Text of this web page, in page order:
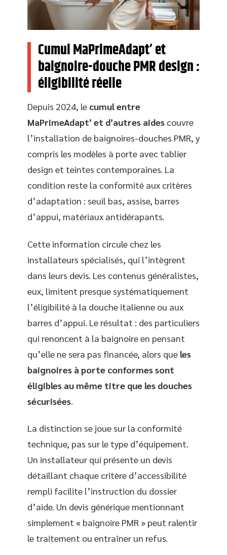
Cumul MaPrimeAdapt’ et
baignoire-douche PMR design :
éligibilité réelle
Depuis 2024, le cumul entre
MaPrimeAdapt’ et d’autres aides couvre
l’installation de baignoires-douches PMR, y
compris les modèles à porte avec tablier
design et teintes contemporaines. La
condition reste la conformité aux critères
d’adaptation : seuil bas, assise, barres
d’appui, matériaux antidérapants.
Cette information circule chez les
installateurs spécialisés, qui l’intègrent
dans leurs devis. Les contenus généralistes,
eux, limitent presque systématiquement
l’éligibilité à la douche italienne ou aux
barres d’appui. Le résultat : des particuliers
qui renoncent à la baignoire en pensant
qu’elle ne sera pas financée, alors que les
baignoires à porte conformes sont
éligibles au même titre que les douches
sécurisées.
La distinction se joue sur la conformité
technique, pas sur le type d’équipement.
Un installateur qui présente un devis
détaillant chaque critère d’accessibilité
rempli facilite l’instruction du dossier
d’aide. Un devis générique mentionnant
simplement « baignoire PMR » peut ralentir
le traitement ou entraîner un refus.